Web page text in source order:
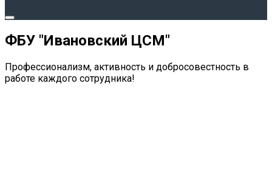
ФБУ "Ивановский ЦСМ"
Профессионализм, активность и добросовестность в
работе каждого сотрудника!